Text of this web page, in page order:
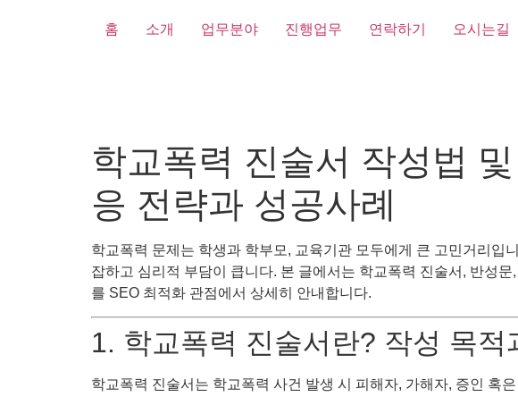
홈 소개 업무분야 진행업무 연락하기 오시는길
학교폭력 진술서 작성법
응 전략과 성공사례
학교폭력 문제는 학생과 학부모, 교육기관 모두에게 큰 고민거리입
잡하고 심리적 부담이 큽니다. 본 글에서는 학교폭력 진술서, 반성
를 SEO 최적화 관점에서 상세히 안내합니다.
1. 학교폭력 진술서란? 작성 목적
학교폭력 진술서는 학교폭력 사건 발생 시 피해자, 가해자, 증인 혹